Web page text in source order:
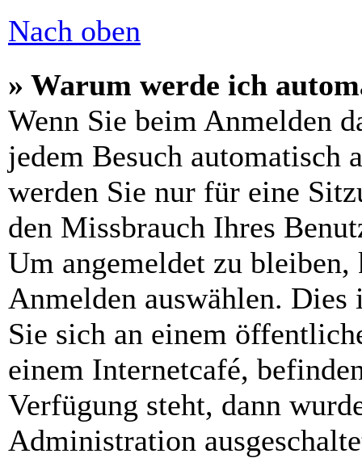
Nach oben
» Warum werde ich
Wenn Sie beim Anmelden
jedem Besuch automatisch
werden Sie nur für eine
den Missbrauch Ihres
Um angemeldet zu bleiben,
Anmelden auswählen.
Sie sich an einem
einem Internetcafé,
Verfügung steht, dann
Administration